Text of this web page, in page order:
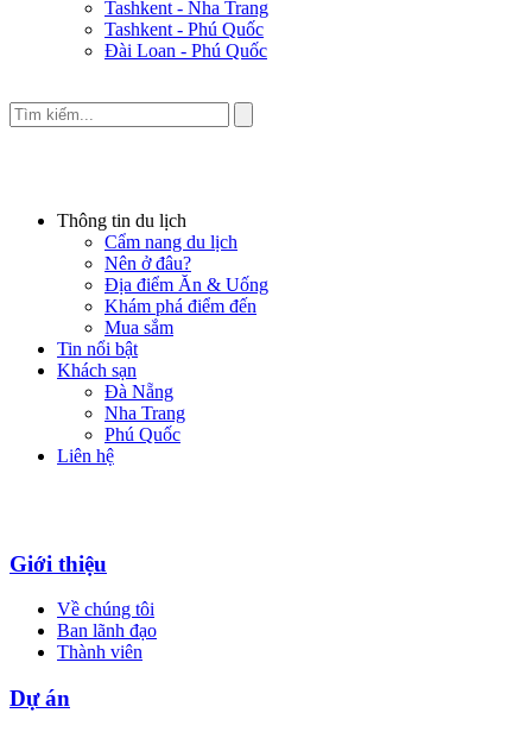
Tashkent - Nha Trang
Tashkent - Phú Quốc
Đài Loan - Phú Quốc
Thông tin du lịch
Cẩm nang du lịch
Nên ở đâu?
Địa điểm Ăn & Uống
Khám phá điểm đến
Mua sắm
Tin nổi bật
Khách sạn
Đà Nẵng
Nha Trang
Phú Quốc
Liên hệ
Giới thiệu
Về chúng tôi
Ban lãnh đạo
Thành viên
Dự án